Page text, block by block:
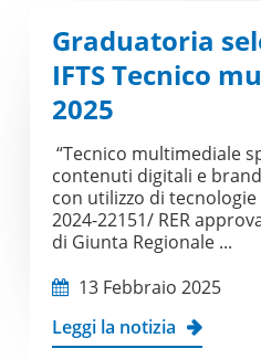
Graduatoria
IFTS Tecnico
2025
“Tecnico multimediale
contenuti digitali e
con utilizzo di tecnologie
2024-22151/ RER
di Giunta Regionale ...
13 Febbraio 2025
Leggi la notizia